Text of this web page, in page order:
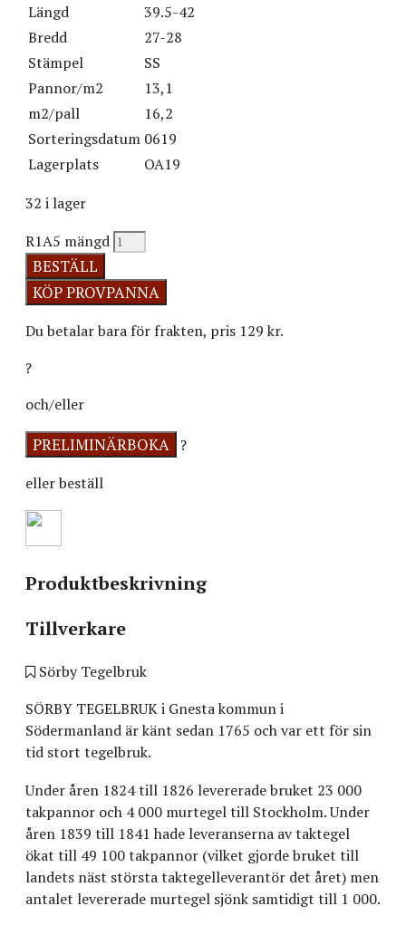
Längd
39.5-42
Bredd
27-28
Stämpel
SS
Pannor/m2
13,1
m2/pall
16,2
Sorteringsdatum 0619
Lagerplats
OA19
32 i lager
R1A5 mängd
BESTÄLL
Du betalar bara för frakten, pris 129 kr.
?
och/eller
?
eller beställ
Produktbeskrivning
Tillverkare
Sörby Tegelbruk
SÖRBY TEGELBRUK i Gnesta kommun i
Södermanland är känt sedan 1765 och var ett för sin
tid stort tegelbruk.
Under åren 1824 till 1826 levererade bruket 23 000
takpannor och 4 000 murtegel till Stockholm. Under
åren 1839 till 1841 hade leveranserna av taktegel
ökat till 49 100 takpannor (vilket gjorde bruket till
landets näst största taktegelleverantör det året) men
antalet levererade murtegel sjönk samtidigt till 1 000.